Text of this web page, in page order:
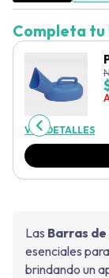
Las Barras
esenciales
brindando un
Completa tu
VER DETALLES